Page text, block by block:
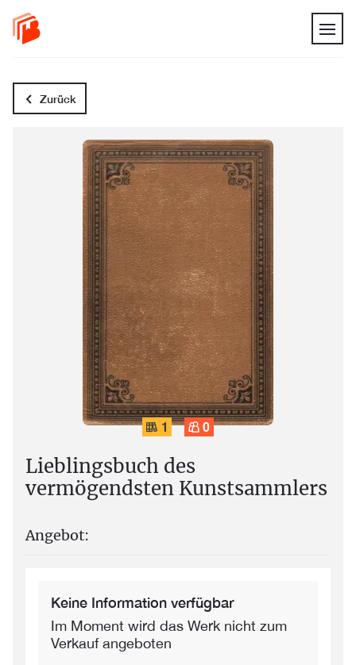
Zurück
1 0
Lieblingsbuch des
vermögendsten Kunstsammlers
Angebot:
Keine Information verfügbar
Im Moment wird das Werk nicht zum
Verkauf angeboten